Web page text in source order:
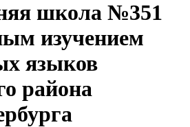
школа №351
изучением
языков
района